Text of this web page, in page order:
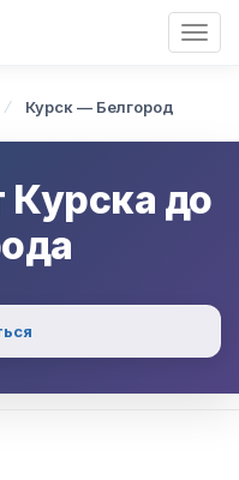
Курск — Белгород
Курска до